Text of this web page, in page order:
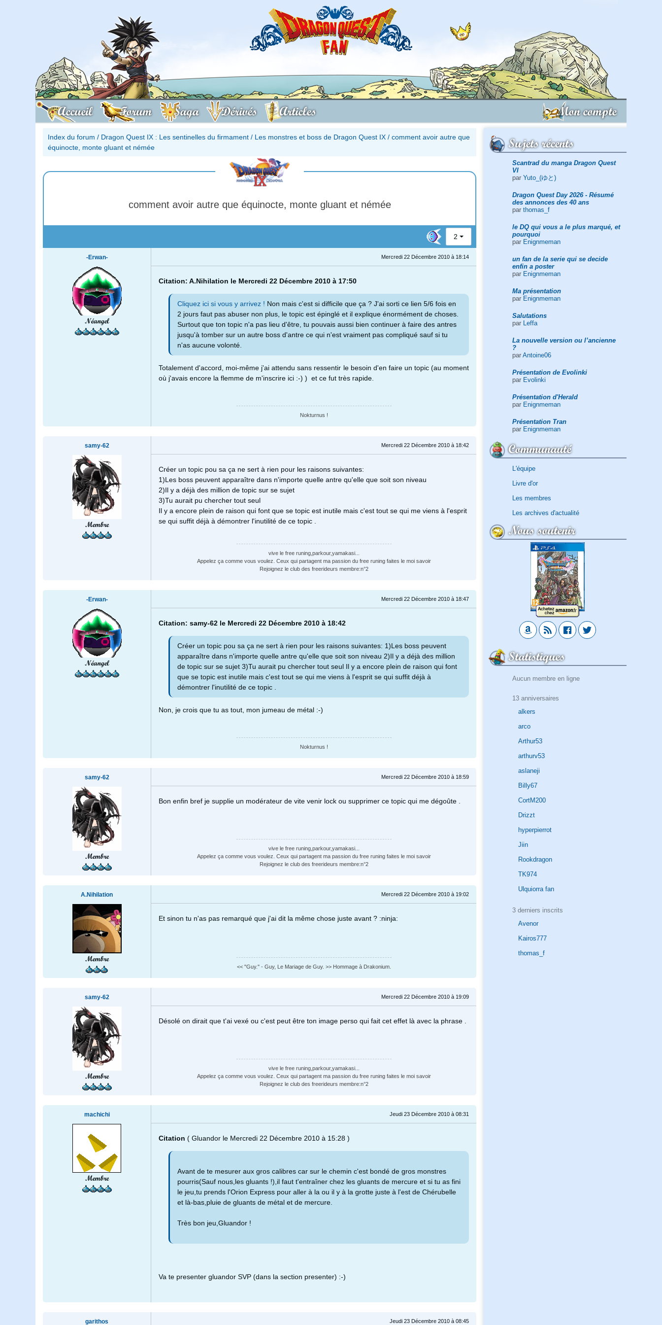
Accueil Forum Saga Dérivés Articles Mon compte
Sujets récents
Scantrad du manga Dragon Quest
VI
par Yuto_(ゆと)
Dragon Quest Day 2026 - Résumé
des annonces des 40 ans
par thomas_f
le DQ qui vous a le plus marqué, et
pourquoi
par Enignmeman
un fan de la serie qui se decide
enfin a poster
par Enignmeman
Ma présentation
par Enignmeman
Salutations
par
Leffa
La nouvelle version ou l’ancienne
?
par Antoine06
Présentation de Evolinki
par Evolinki
Présentation d'Herald
par Enignmeman
Présentation Tran
par Enignmeman
Communauté
L'équipe
Livre d'or
Les membres
Les archives d'actualité
Nous soutenir
Statistiques
Aucun membre en ligne
13 anniversaires
alkers
arco
Arthur53
arthurv53
aslaneji
Billy67
CortM200
Drizzt
hyperpierrot
Jiin
Rookdragon
TK974
Ulquiorra fan
3 derniers inscrits
Avenor
Kairos777
thomas_f
Index du forum / Dragon Quest IX : Les sentinelles du firmament / Les monstres et boss de Dragon Quest IX / comment avoir autre que
équinocte, monte gluant et némée
comment avoir autre que équinocte, monte gluant et némée
2
-Erwan-
Néangel
Mercredi 22 Décembre 2010 à 18:14
Citation: A.Nihilation le Mercredi 22 Décembre 2010 à 17:50
Cliquez ici si vous y arrivez ! Non mais c'est si difficile que ça ? J'ai sorti ce lien 5/6 fois en
2 jours faut pas abuser non plus, le topic est épinglé et il explique énormément de choses.
Surtout que ton topic n'a pas lieu d'être, tu pouvais aussi bien continuer à faire des antres
jusqu'à tomber sur un autre boss d'antre ce qui n'est vraiment pas compliqué sauf si tu
n'as aucune volonté.
Totalement d'accord, moi-même j'ai attendu sans ressentir le besoin d'en faire un topic (au moment
où j'avais encore la flemme de m'inscrire ici :-) ) et ce fut très rapide.
Nokturnus !
samy-62
Membre
Mercredi 22 Décembre 2010 à 18:42
Créer un topic pou sa ça ne sert à rien pour les raisons suivantes:
1)Les boss peuvent apparaître dans n'importe quelle antre qu'elle que soit son niveau
2)Il y a déjà des million de topic sur se sujet
3)Tu aurait pu chercher tout seul
Il y a encore plein de raison qui font que se topic est inutile mais c'est tout se qui me viens à l'esprit
se qui suffit déjà à démontrer l'inutilité de ce topic .
vive le free runing,parkour,yamakasi...
Appelez ça comme vous voulez. Ceux qui partagent ma passion du free runing faites le moi savoir
Rejoignez le club des freerideurs membre:n°2
-Erwan-
Néangel
Mercredi 22 Décembre 2010 à 18:47
Citation: samy-62 le Mercredi 22 Décembre 2010 à 18:42
Créer un topic pou sa ça ne sert à rien pour les raisons suivantes: 1)Les boss peuvent
apparaître dans n'importe quelle antre qu'elle que soit son niveau 2)Il y a déjà des million
de topic sur se sujet 3)Tu aurait pu chercher tout seul Il y a encore plein de raison qui font
que se topic est inutile mais c'est tout se qui me viens à l'esprit se qui suffit déjà à
démontrer l'inutilité de ce topic .
Non, je crois que tu as tout, mon jumeau de métal :-)
Nokturnus !
samy-62
Membre
Mercredi 22 Décembre 2010 à 18:59
Bon enfin bref je supplie un modérateur de vite venir lock ou supprimer ce topic qui me dégoûte .
vive le free runing,parkour,yamakasi...
Appelez ça comme vous voulez. Ceux qui partagent ma passion du free runing faites le moi savoir
Rejoignez le club des freerideurs membre:n°2
A.Nihilation
Membre
Mercredi 22 Décembre 2010 à 19:02
Et sinon tu n'as pas remarqué que j'ai dit la même chose juste avant ? :ninja:
<< "Guy." - Guy, Le Mariage de Guy. >> Hommage à Drakonium.
samy-62
Membre
Mercredi 22 Décembre 2010 à 19:09
Désolé on dirait que t'ai vexé ou c'est peut être ton image perso qui fait cet effet là avec la phrase .
vive le free runing,parkour,yamakasi...
Appelez ça comme vous voulez. Ceux qui partagent ma passion du free runing faites le moi savoir
Rejoignez le club des freerideurs membre:n°2
machichi
Membre
Jeudi 23 Décembre 2010 à 08:31
Citation ( Gluandor le Mercredi 22 Décembre 2010 à 15:28 )
Avant de te mesurer aux gros calibres car sur le chemin c'est bondé de gros monstres
pourris(Sauf nous,les gluants !),il faut t'entraîner chez les gluants de mercure et si tu as fini
le jeu,tu prends l'Orion Express pour aller à la ou il y à la grotte juste à l'est de Chérubelle
et là-bas,pluie de gluants de métal et de mercure.
Très bon jeu,Gluandor !
Va te presenter gluandor SVP (dans la section presenter) :-)
garithos Jeudi 23 Décembre 2010 à 08:45